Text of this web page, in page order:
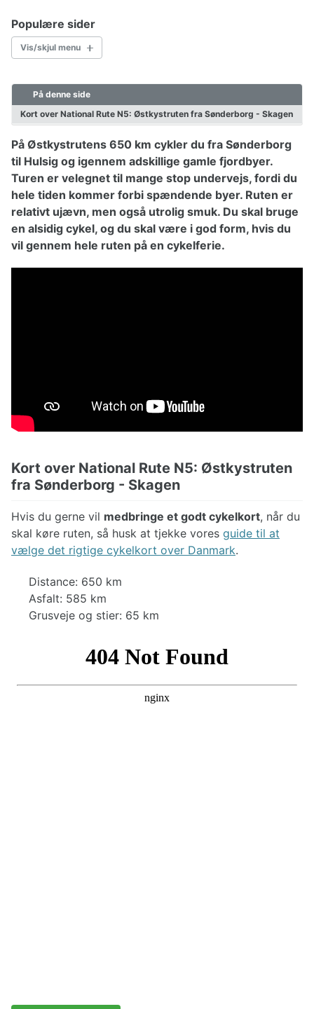
Populære sider
Vis/skjul menu
Cykelkort Danmark
Børn på cykeltur
Hvordan pakkes cyklen?
Pakkeliste til cykeltur
Planlægning af cykelturen
Valg af cykel
Påklædning til cykelturen
Cykelruter Danmark
Nationale cykelruter
På denne side
Kort over National Rute N5: Østkystruten fra Sønderborg - Skagen
På Østkystrutens 650 km cykler du fra Sønderborg
til Hulsig og igennem adskillige gamle fjordbyer.
Turen er velegnet til mange stop undervejs, fordi du
hele tiden kommer forbi spændende byer. Ruten er
relativt ujævn, men også utrolig smuk. Du skal bruge
en alsidig cykel, og du skal være i god form, hvis du
vil gennem hele ruten på en cykelferie.
Kort over National Rute N5: Østkystruten
fra Sønderborg - Skagen
Hvis du gerne vil medbringe et godt cykelkort, når du
skal køre ruten, så husk at tjekke vores guide til at
vælge det rigtige cykelkort over Danmark.
Distance: 650 km
Asfalt: 585 km
Grusveje og stier: 65 km